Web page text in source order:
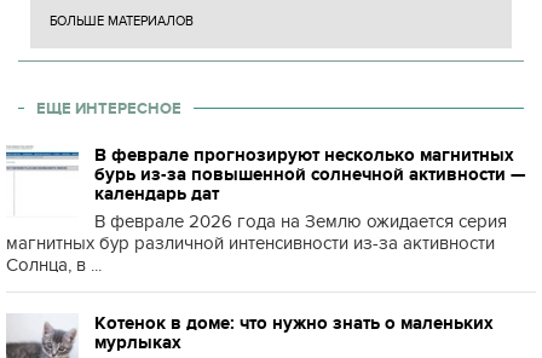
БОЛЬШЕ МАТЕРИАЛОВ
ЕЩЕ ИНТЕРЕСНОЕ
В феврале прогнозируют несколько магнитных
бурь из-за повышенной солнечной активности —
календарь дат
В феврале 2026 года на Землю ожидается серия
магнитных бур различной интенсивности из-за активности
Солнца, в ...
Котенок в доме: что нужно знать о маленьких
мурлыках